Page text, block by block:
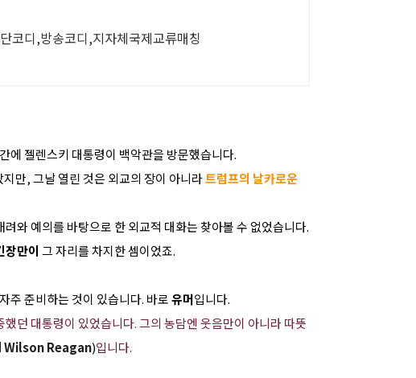
코디,방송코디,지자체국제교류매칭
에 젤렌스키 대통령이 백악관을 방문했습니다.
만, 그날 열린 것은 외교의 장이 아니라트럼프의 날카로운
와 예의를 바탕으로 한 외교적 대화는 찾아볼 수 없었습니다.
장만이 그 자리를 차지한 셈이었죠.
주 준비하는 것이 있습니다. 바로유머입니다.
던 대통령이 있었습니다. 그의 농담엔 웃음만이 아니라 따뜻
Wilson Reagan)입니다.